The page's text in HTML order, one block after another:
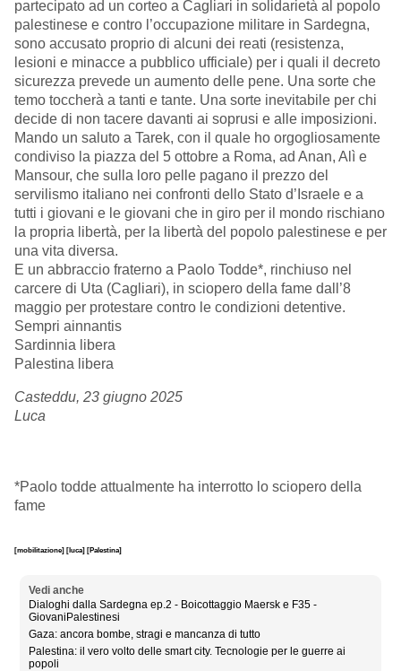
partecipato ad un corteo a Cagliari in solidarietà al popolo
palestinese e contro l’occupazione militare in Sardegna,
sono accusato proprio di alcuni dei reati (resistenza,
lesioni e minacce a pubblico ufficiale) per i quali il decreto
sicurezza prevede un aumento delle pene. Una sorte che
temo toccherà a tanti e tante. Una sorte inevitabile per chi
decide di non tacere davanti ai soprusi e alle imposizioni.
Mando un saluto a Tarek, con il quale ho orgogliosamente
condiviso la piazza del 5 ottobre a Roma, ad Anan, Alì e
Mansour, che sulla loro pelle pagano il prezzo del
servilismo italiano nei confronti dello Stato d’Israele e a
tutti i giovani e le giovani che in giro per il mondo rischiano
la propria libertà, per la libertà del popolo palestinese e per
una vita diversa.
E un abbraccio fraterno a Paolo Todde*, rinchiuso nel
carcere di Uta (Cagliari), in sciopero della fame dall’8
maggio per protestare contro le condizioni detentive.
Sempri ainnantis
Sardinnia libera
Palestina libera
Casteddu, 23 giugno 2025
Luca
*Paolo todde attualmente ha interrotto lo sciopero della
fame
[mobilitazione] [luca] [Palestina]
Vedi anche
Dialoghi dalla Sardegna ep.2 - Boicottaggio Maersk e F35 -
GiovaniPalestinesi
Gaza: ancora bombe, stragi e mancanza di tutto
Palestina: il vero volto delle smart city. Tecnologie per le guerre ai
popoli